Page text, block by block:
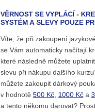
VĚRNOST SE VYPLÁCÍ -
SYSTÉM A SLEVY POUZE
Víte, že při zakoupení
se Vám automaticky načítají
které následně můžete
slevu při nákupu dalšího
můžete zakoupit dárkový
v hodnotě 500 Kč, 1000 Kč a
a tento někomu darovat?